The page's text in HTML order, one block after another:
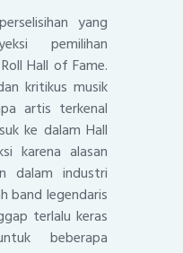
yang
pemilihan
Hall of Fame.
kritikus musik
artis terkenal
ke dalam Hall
karena alasan
dalam industri
band legendaris
terlalu keras
beberapa